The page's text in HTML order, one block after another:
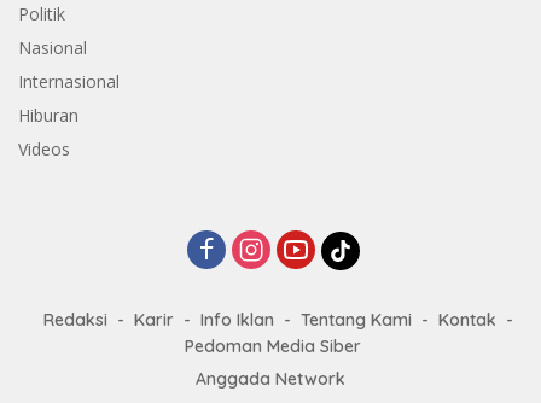
Politik
Nasional
Internasional
Hiburan
Videos
Redaksi Karir Info Iklan Tentang Kami
Kontak
Pedoman Media Siber
Anggada Network